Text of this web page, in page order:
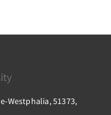
Westphalia, 51373,